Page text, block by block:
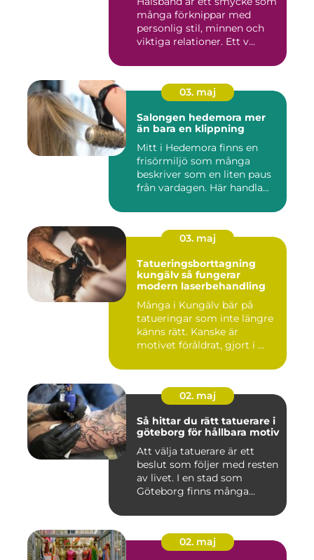
många förknippar med
personlig stil, minnen och
viktiga relationer. Ett v...
03. maj
Salongen hedemora mer
än bara en klippning
Mitt i Hedemora finns en
frisörmiljö som många
beskriver som en liten paus
från vardagen. Här handla...
03. maj
Tatueringsborttagning
kungälv så fungerar
modern laserbehandling
Många i Kungälv bär på
tatueringar som inte längre
känns rätt. Kanske är
motivet föråldrat, gjort i ...
02. maj
Så hittar du rätt tatuerare i
göteborg för hållbara motiv
Att välja tatuerare är ett
beslut som följer med resten
av livet. I en stad som
Göteborg finns många...
02. maj